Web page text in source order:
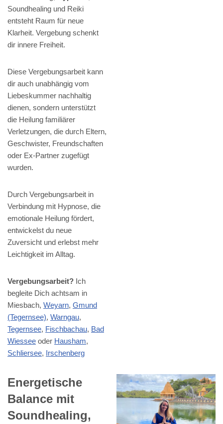
Soundhealing und Reiki
entsteht Raum für neue
Klarheit. Vergebung schenkt
dir innere Freiheit.
Diese Vergebungsarbeit kann
dir auch unabhängig vom
Liebeskummer nachhaltig
dienen, sondern unterstützt
die Heilung familiärer
Verletzungen, die durch Eltern,
Geschwister, Freundschaften
oder Ex-Partner zugefügt
wurden.
Durch Vergebungsarbeit in
Verbindung mit Hypnose, die
emotionale Heilung fördert,
entwickelst du neue
Zuversicht und erlebst mehr
Leichtigkeit im Alltag.
Vergebungsarbeit? Ich
begleite Dich achtsam in
Miesbach, Weyarn, Gmund
(Tegernsee), Warngau,
Tegernsee, Fischbachau, Bad
Wiessee oder Hausham,
Schliersee, Irschenberg
Energetische
Balance mit
Soundhealing,